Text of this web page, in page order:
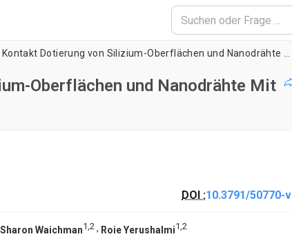
Oberflächen und Nanodrähte Mit
DOI :10.3791/50770-v
Sharon Waichman1,2 , Roie Yerushalmi1,2